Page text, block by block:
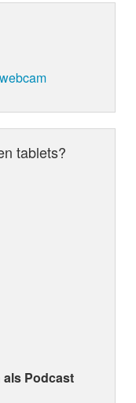
tablets?
als Podcast